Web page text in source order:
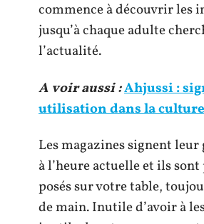
commence à découvrir les
jusqu’à chaque adulte
l’actualité.
A voir aussi :Ahjussi :
utilisation dans la
Les magazines signent
à l’heure actuelle et ils
posés sur votre table,
de main. Inutile d’avoir à